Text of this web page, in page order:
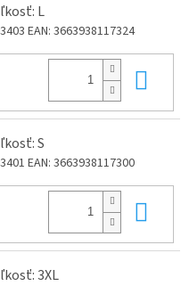
L
EAN: 3663938117324
S
EAN: 3663938117300
3XL